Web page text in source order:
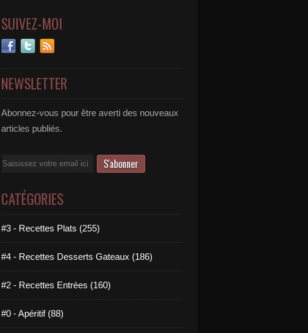
SUIVEZ-MOI
NEWSLETTER
Abonnez-vous pour être averti des nouveaux
articles publiés.
Email
CATÉGORIES
#3 - Recettes Plats (255)
#4 - Recettes Desserts Gateaux (186)
#2 - Recettes Entrées (160)
#0 - Apéritif (88)